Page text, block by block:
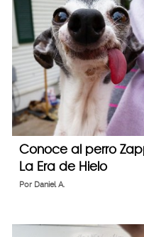
Conoce al perro
La Era de Hielo
Por Daniel A.